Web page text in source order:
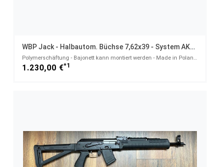
WBP Jack - Halbautom. Büchse 7,62x39 - System AKM AK47 AK74
Polymerschäftung - Bajonett kann montiert werden - Made in Poland - Neuheit! - 7,62x39
1.230,00 €*1